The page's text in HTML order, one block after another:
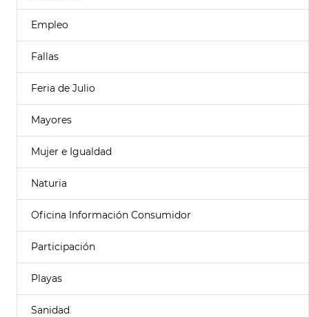
Empleo
Fallas
Feria de Julio
Mayores
Mujer e Igualdad
Naturia
Oficina Información Consumidor
Participación
Playas
Sanidad